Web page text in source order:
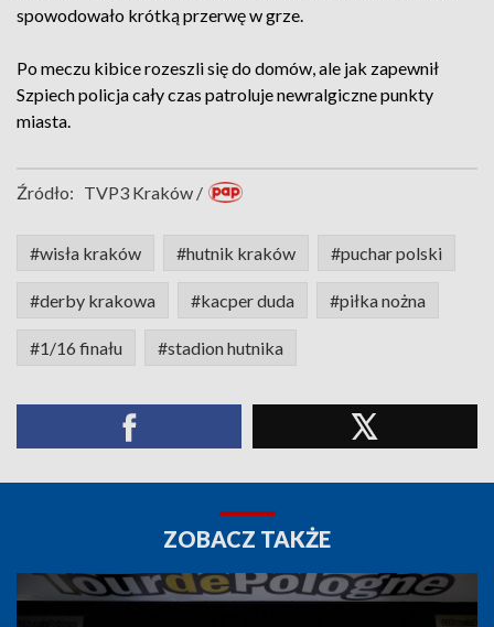
spowodowało krótką przerwę w grze.
Po meczu kibice rozeszli się do domów, ale jak zapewnił
Szpiech policja cały czas patroluje newralgiczne punkty
miasta.
Źródło: TVP3 Kraków /
#wisła kraków #hutnik kraków #puchar polski
#derby krakowa #kacper duda #piłka nożna
#1/16 finału #stadion hutnika
ZOBACZ TAKŻE